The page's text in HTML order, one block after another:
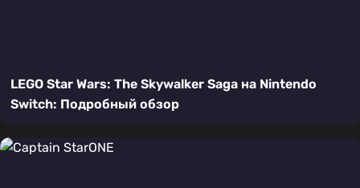
LEGO Star Wars: The Skywalker Saga на Nintendo
Switch: Подробный обзор